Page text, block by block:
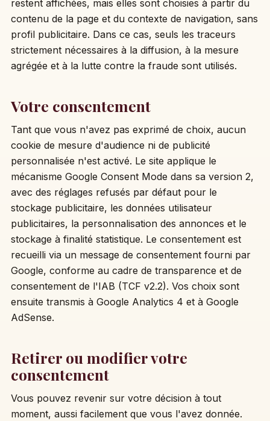
restent affichées, mais elles sont choisies à partir du
contenu de la page et du contexte de navigation, sans
profil publicitaire. Dans ce cas, seuls les traceurs
strictement nécessaires à la diffusion, à la mesure
agrégée et à la lutte contre la fraude sont utilisés.
Votre consentement
Tant que vous n'avez pas exprimé de choix, aucun
cookie de mesure d'audience ni de publicité
personnalisée n'est activé. Le site applique le
mécanisme Google Consent Mode dans sa version 2,
avec des réglages refusés par défaut pour le
stockage publicitaire, les données utilisateur
publicitaires, la personnalisation des annonces et le
stockage à finalité statistique. Le consentement est
recueilli via un message de consentement fourni par
Google, conforme au cadre de transparence et de
consentement de l'IAB (TCF v2.2). Vos choix sont
ensuite transmis à Google Analytics 4 et à Google
AdSense.
Retirer ou modifier votre
consentement
Vous pouvez revenir sur votre décision à tout
moment, aussi facilement que vous l'avez donnée.